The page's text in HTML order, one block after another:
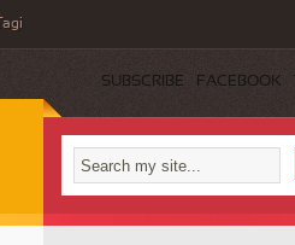
Tagi
SUBSCRIBE FACEBOOK